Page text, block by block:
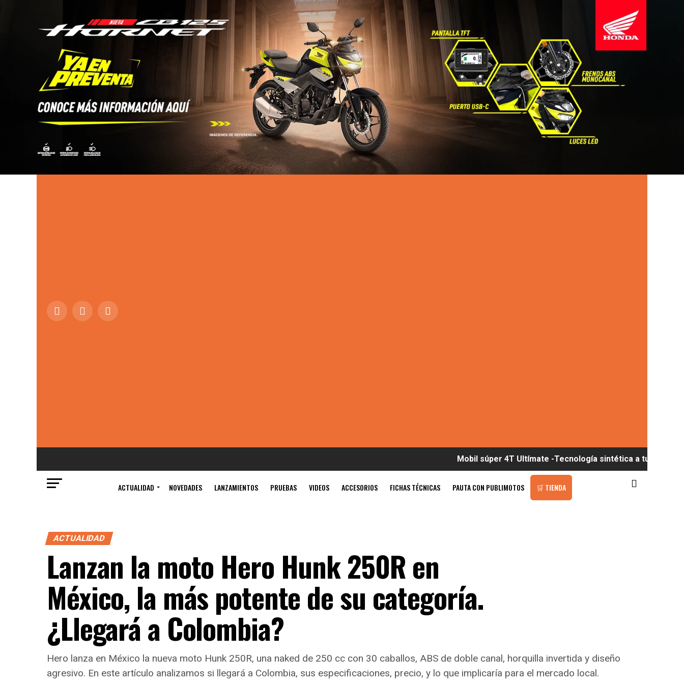
Mobil súper 4T Ultímate -Tecnología sintética a tu alcance
ACTUALIDAD NOVEDADES LANZAMIENTOS PRUEBAS VIDEOS ACCESORIOS FICHAS TÉCNICAS PAUTA CON PUBLIMOTOS 🛒 TIENDA
ACTUALIDAD
Lanzan la moto Hero Hunk 250R en
México, la más potente de su categoría.
¿Llegará a Colombia?
Hero lanza en México la nueva moto Hunk 250R, una naked de 250 cc con 30 caballos, ABS de doble canal, horquilla invertida y diseño
agresivo. En este artículo analizamos si llegará a Colombia, sus especificaciones, precio, y lo que implicaría para el mercado local.